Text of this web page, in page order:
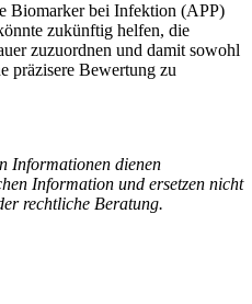
Biomarker bei Infektion (APP)
zukünftig helfen, die
zuzuordnen und damit sowohl
präzisere Bewertung zu
Informationen dienen
Information und ersetzen nicht
rechtliche Beratung.